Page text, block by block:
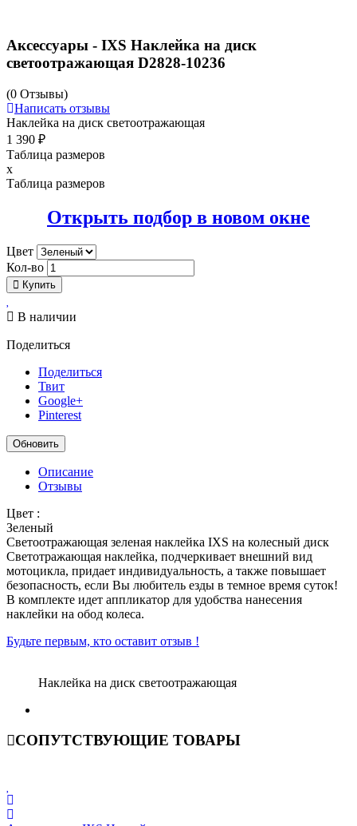
Аксессуары - IXS Наклейка на диск
светоотражающая D2828-10236
(0 Отзывы)
Написать отзывы
Наклейка на диск светоотражающая
1 390 ₽
Таблица размеров
x
Таблица размеров
Открыть подбор в новом окне
Цвет
Кол-во
Купить
 В наличии
Поделиться
Поделиться
Твит
Google+
Pinterest
Описание
Отзывы
Цвет :
Зеленый
Светоотражающая зеленая наклейка IXS на колесный диск
Светотражающая наклейка, подчеркивает внешний вид
мотоцикла, придает индивидуальность, а также повышает
безопасность, если Вы любитель езды в темное время суток!
В комплекте идет аппликатор для удобства нанесения
наклейки на обод колеса.
Будьте первым, кто оставит отзыв !
Наклейка на диск светоотражающая
СОПУТСТВУЮЩИЕ ТОВАРЫ